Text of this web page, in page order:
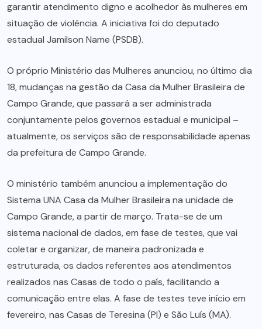
garantir atendimento digno e acolhedor às mulheres em
situação de violência. A iniciativa foi do deputado
estadual Jamilson Name (PSDB).
O próprio Ministério das Mulheres anunciou, no último dia
18, mudanças na gestão da Casa da Mulher Brasileira de
Campo Grande, que passará a ser administrada
conjuntamente pelos governos estadual e municipal –
atualmente, os serviços são de responsabilidade apenas
da prefeitura de Campo Grande.
O ministério também anunciou a implementação do
Sistema UNA Casa da Mulher Brasileira na unidade de
Campo Grande, a partir de março. Trata-se de um
sistema nacional de dados, em fase de testes, que vai
coletar e organizar, de maneira padronizada e
estruturada, os dados referentes aos atendimentos
realizados nas Casas de todo o país, facilitando a
comunicação entre elas. A fase de testes teve início em
fevereiro, nas Casas de Teresina (PI) e São Luís (MA).